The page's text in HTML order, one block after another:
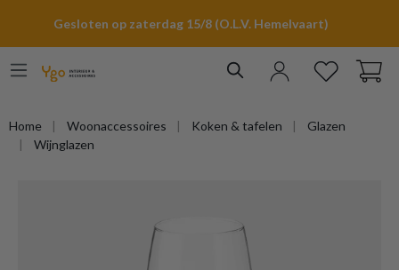
Gesloten op zaterdag 15/8 (O.L.V. Hemelvaart)
Home Woonaccessoires Koken & tafelen
Glazen
Wijnglazen